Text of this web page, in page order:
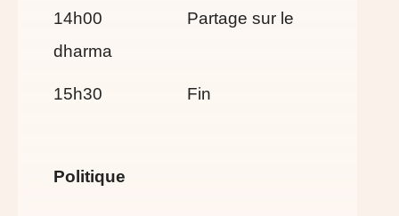
14h00 Partage sur le
dharma
15h30 Fin
Politique